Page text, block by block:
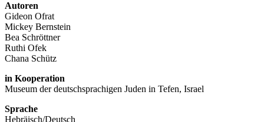
Autoren
Gideon Ofrat
Mickey Bernstein
Bea Schröttner
Ruthi Ofek
Chana Schütz
in Kooperation
Museum der deutschsprachigen Juden in Tefen, Israel
Sprache
Hebräisch/Deutsch